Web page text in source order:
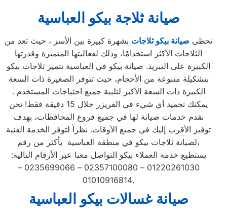
صيانة ثلاجة بيكو العباسية
تحظى صيانة بيكو ثلاجات بشهرة كبيرة بين الأسر ، حيث تعد من
الثلاجات الأكثر استخدامًا، وذلك لفعاليتها المتميزة وقدرتها
الكبيرة على التبريد. صيانة بيكو في العباسية تتميز ثلاجات بيكو
بتشكيلة متنوعة من الأحجام، حيث تتوفر الصغيرة ذات السعة
الكبيرة ذات السعة الأكبر لتلبية جميع احتياجات المستخدم .
يمكنك تجميد أي شيء في الفريزر خلال 15 دقيقة فقط! نحن
نقدم خدمات صيانة لها في جميع فروع المحافظات، بهدف
توفير الأقرب إليك في جميع الأوقات. نظراً لتوفر الخدمة الفنية
لصيانة ثلاجات بيكو في منطقة العباسية بأكثر من رقم،
يستطيع خدمة العملاء بيكو التواصل معنا عبر الأرقام التالية:
01220261030 – 02357100080 – 0235699066 –
01010916814.
صيانة غسالات بيكو العباسية